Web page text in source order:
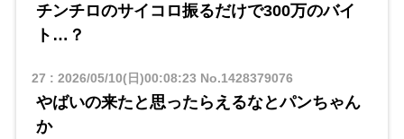
チンチロのサイコロ振るだけで300万のバイ
ト…？
27 : 2026/05/10(日)00:08:23 No.1428379076
やばいの来たと思ったらえるなとパンちゃん
か